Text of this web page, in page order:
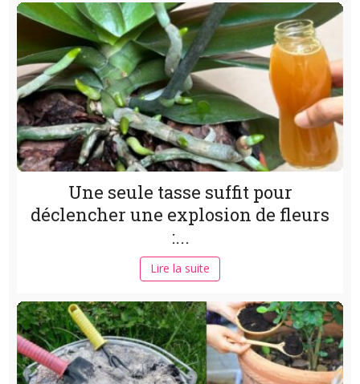
Une seule tasse suffit pour
déclencher une explosion de fleurs
:...
Lire la suite